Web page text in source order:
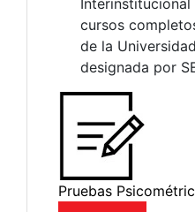
cursos
de la
designada por